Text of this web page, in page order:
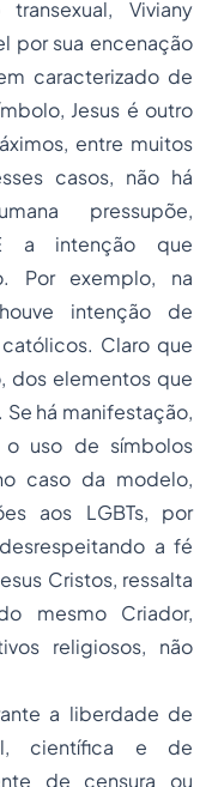
Viviany
por sua encenação
caracterizado de
Jesus é outro
entre muitos
casos, não há
pressupõe,
a intenção que
Por exemplo, na
intenção de
Claro que
dos elementos que
há manifestação,
uso de símbolos
caso da modelo,
aos LGBTs, por
a fé
Cristos, ressalta
mesmo Criador,
religiosos, não
a liberdade de
científica e de
de censura ou